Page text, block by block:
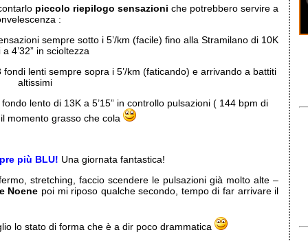
piccolo riepilogo sensazioni che potrebbero servire a
:
sempre sotto i 5’/km (facile) fino alla Stramilano di 10K
a 4’32” in scioltezza
fondi lenti sempre sopra i 5’/km (faticando) e arrivando a battiti
altissimi
lento di 13K a 5’15” in controllo pulsazioni ( 144 bpm di
momento grasso che cola
più BLU! Una giornata fantastica!
stretching, faccio scendere le pulsazioni già molto alte –
Noene poi mi riposo qualche secondo, tempo di far arrivare il
lo stato di forma che è a dir poco drammatica